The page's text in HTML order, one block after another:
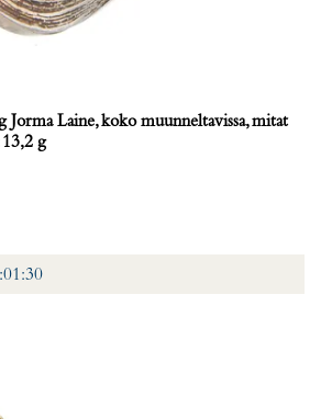
Jorma Laine, koko muunneltavissa, mitat
g